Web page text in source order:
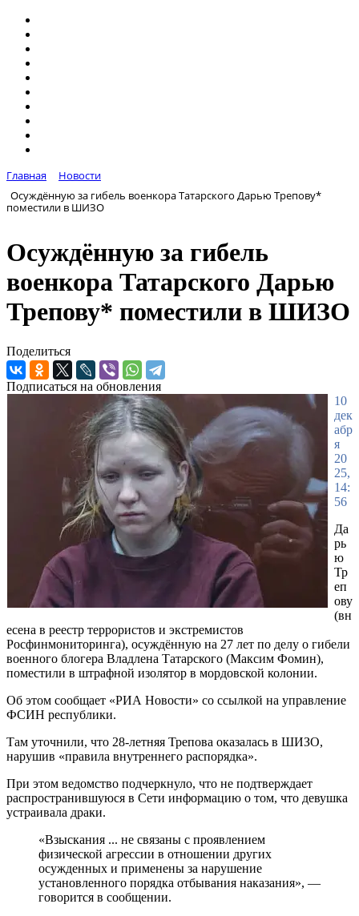
Главная
Новости
Осуждённую за гибель военкора Татарского Дарью Трепову*
поместили в ШИЗО
Осуждённую за гибель
военкора Татарского Дарью
Трепову* поместили в ШИЗО
Поделиться
Подписаться на обновления
10
дек
абр
я
20
25,
14:
56
Да
рь
ю
Тр
еп
ову
(вн
есена в реестр террористов и экстремистов
Росфинмониторинга), осуждённую на 27 лет по делу о гибели
военного блогера Владлена Татарского (Максим Фомин),
поместили в штрафной изолятор в мордовской колонии.
Об этом сообщает «РИА Новости» со ссылкой на управление
ФСИН республики.
Там уточнили, что 28-летняя Трепова оказалась в ШИЗО,
нарушив «правила внутреннего распорядка».
При этом ведомство подчеркнуло, что не подтверждает
распространившуюся в Сети информацию о том, что девушка
устраивала драки.
«Взыскания ... не связаны с проявлением
физической агрессии в отношении других
осужденных и применены за нарушение
установленного порядка отбывания наказания», —
говорится в сообщении.